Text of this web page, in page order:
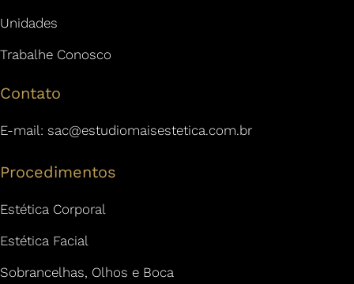
Unidades
Trabalhe Conosco
Contato
E-mail: sac@estudiomaisestetica.com.br
Procedimentos
Estética Corporal
Estética Facial
Sobrancelhas, Olhos e Boca